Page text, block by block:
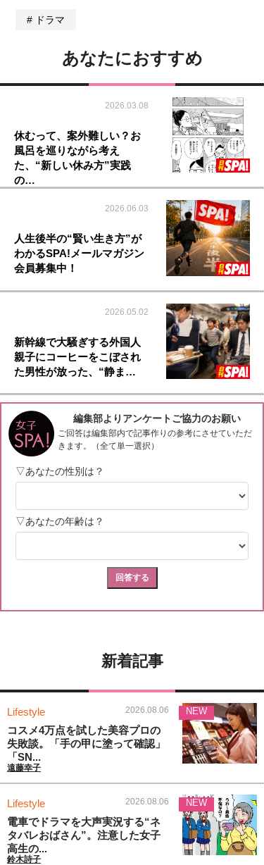
ドラマ
あなたにおすすめ
2026.03.08
休むって、案外難しい？お
風呂を巡りながら考え
た、“新しい休み方”実践
の…
2026.06.03
人生後半の“賢い生き方”が
わかるSPA!メールマガジン
会員募集中！
2026.05.02
新幹線で大騒ぎする外国人
親子にコーヒーをこぼされ
た男性が放った、“静ま…
新着記事
Lifestyle 2026.08.06
コスメ4万点を試した美容プロの
失敗談。「手の甲に塗って確認」
「SN...
遠藤幸子
NEW
Lifestyle 2026.08.06
電車でドラマを大声実況する“ネ
タバレおばさん”。注意した女子
高生の...
鈴木詩子
NEW